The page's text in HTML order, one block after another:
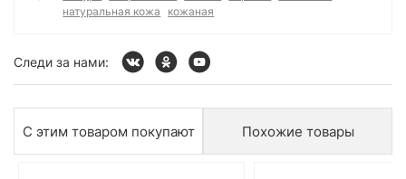
натуральная кожа
кожаная
Следи за нами:
С этим товаром покупают Похожие товары